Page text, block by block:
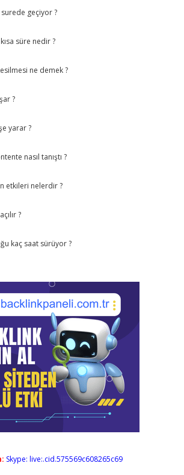
geçiyor ?
kısa süre nedir ?
ne demek ?
?
yarar ?
nasıl tanıştı ?
etkileri nelerdir ?
?
kaç saat sürüyor ?
Skype: live:.cid.575569c608265c69